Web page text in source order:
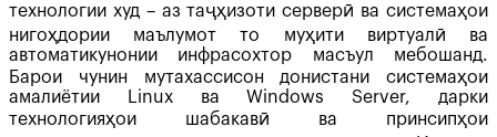
технологии худ – аз таҷҳизоти серверӣ ва системаҳои
нигоҳдории маълумот то муҳити виртуалӣ ва
автоматикунонии инфрасохтор масъул мебошанд.
Барои чунин мутахассисон донистани системаҳои
амалиётии Linux ва Windows Server, дарки
технологияҳои шабакавӣ ва принсипҳои